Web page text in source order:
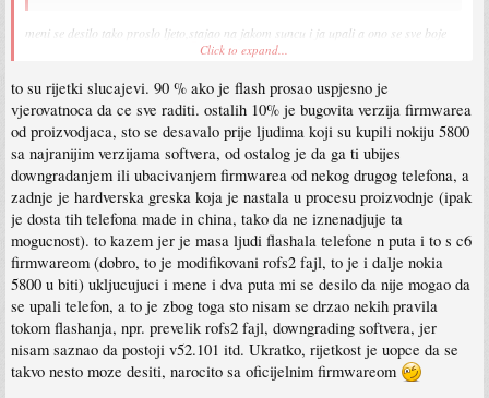
meni se desilo tako proslo ljeto,stajao na jakom suncu i ja upali a ono se sve boje
btw.vidim da su neki sprzili telefone radeci update firmware-a,ja sam to do sada
radio jedno 5 puta i sreca nije mu nista,mada necu vise nepotrebno raditi,nisam ni
znao da se tako moRe unistiti telefon
Click to expand...
to su rijetki slucajevi. 90 % ako je flash prosao uspjesno je
vjerovatnoca da ce sve raditi. ostalih 10% je bugovita verzija firmwarea
od proizvodjaca, sto se desavalo prije ljudima koji su kupili nokiju 5800
sa najranijim verzijama softvera, od ostalog je da ga ti ubijes
downgradanjem ili ubacivanjem firmwarea od nekog drugog telefona, a
zadnje je hardverska greska koja je nastala u procesu proizvodnje (ipak
je dosta tih telefona made in china, tako da ne iznenadjuje ta
mogucnost). to kazem jer je masa ljudi flashala telefone n puta i to s c6
firmwareom (dobro, to je modifikovani rofs2 fajl, to je i dalje nokia
5800 u biti) ukljucujuci i mene i dva puta mi se desilo da nije mogao da
se upali telefon, a to je zbog toga sto nisam se drzao nekih pravila
tokom flashanja, npr. prevelik rofs2 fajl, downgrading softvera, jer
nisam saznao da postoji v52.101 itd. Ukratko, rijetkost je uopce da se
takvo nesto moze desiti, narocito sa oficijelnim firmwareom